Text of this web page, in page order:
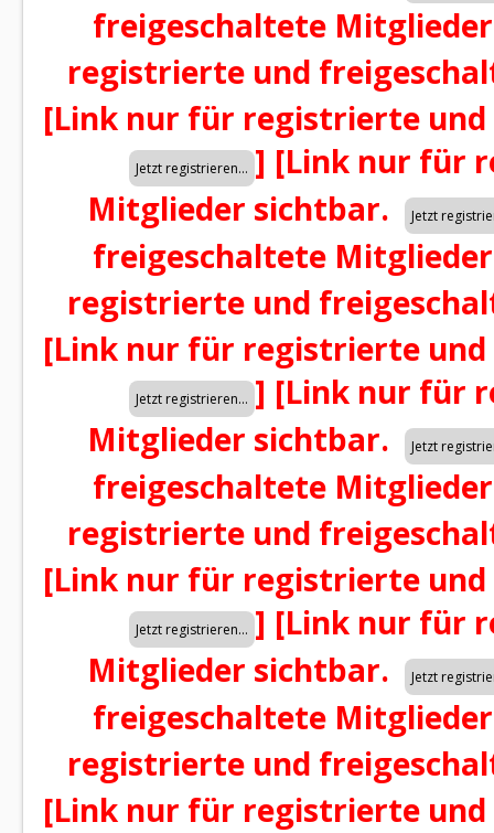
freigeschaltete
registrierte und
[Link nur für registrierte
] [Link nur für
Mitglieder sichtbar.
freigeschaltete
registrierte und
[Link nur für registrierte
] [Link nur für
Mitglieder sichtbar.
freigeschaltete
registrierte und
[Link nur für registrierte
] [Link nur für
Mitglieder sichtbar.
freigeschaltete
registrierte und
[Link nur für registrierte